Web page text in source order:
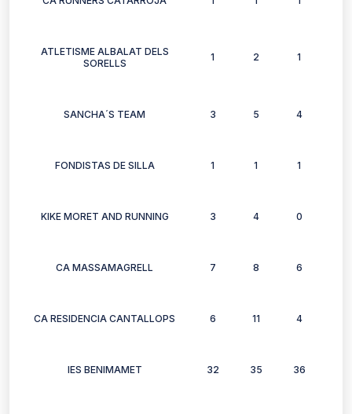
ATLETISME ALBALAT DELS
SORELLS
1 2 1
SANCHA´S TEAM 3 5 4
FONDISTAS DE SILLA 1 1 1
KIKE MORET AND RUNNING 3 4 0
CA MASSAMAGRELL 7 8 6
CA RESIDENCIA CANTALLOPS 6 11 4
IES BENIMAMET 32 35 36